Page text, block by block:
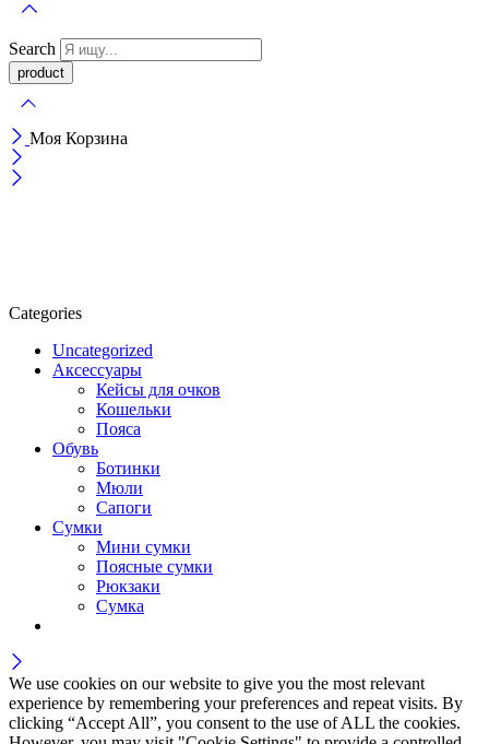
Search
Моя Корзина
Categories
Uncategorized
Аксессуары
Кейсы для очков
Кошельки
Пояса
Обувь
Ботинки
Мюли
Сапоги
Сумки
Мини сумки
Поясные сумки
Рюкзаки
Сумка
We use cookies on our website to give you the most relevant
experience by remembering your preferences and repeat visits. By
clicking “Accept All”, you consent to the use of ALL the cookies.